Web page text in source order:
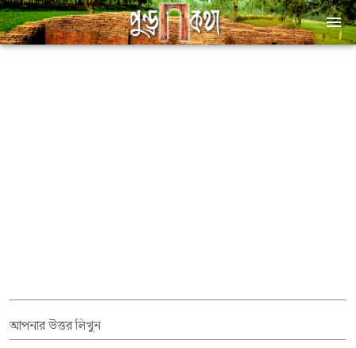
আপনার উত্তর লিখুন